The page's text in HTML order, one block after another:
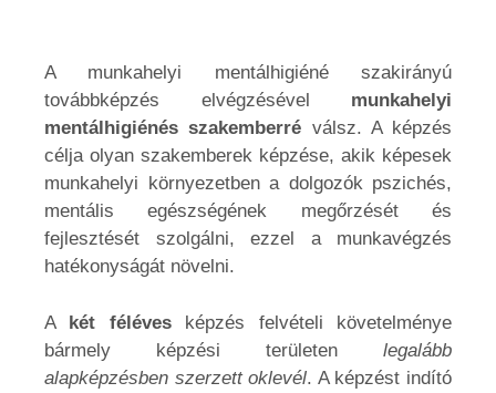
A munkahelyi mentálhigiéné szakirányú
továbbképzés elvégzésével munkahelyi
mentálhigiénés szakemberré válsz. A képzés
célja olyan szakemberek képzése, akik képesek
munkahelyi környezetben a dolgozók pszichés,
mentális egészségének megőrzését és
fejlesztését szolgálni, ezzel a munkavégzés
hatékonyságát növelni.
A két félévesképzés felvételi követelménye
bármely képzési területen legalább
alapképzésben szerzett oklevél. A képzést indító